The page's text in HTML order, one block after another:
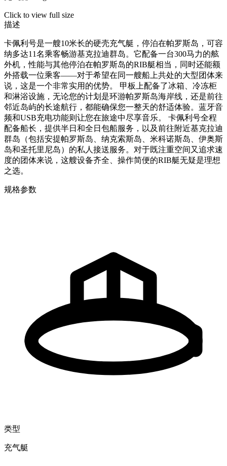
Click to view full size
描述
卡佩利号是一艘10米长的硬壳充气艇，停泊在帕罗斯岛，可容
纳多达11名乘客畅游基克拉迪群岛。它配备一台300马力的舷
外机，性能与其他停泊在帕罗斯岛的RIB艇相当，同时还能额
外搭载一位乘客——对于希望在同一艘船上共处的大型团体来
说，这是一个非常实用的优势。 甲板上配备了冰箱、冷冻柜
和淋浴设施，无论您的计划是环游帕罗斯岛海岸线，还是前往
邻近岛屿的长途航行，都能确保您一整天的舒适体验。蓝牙音
频和USB充电功能则让您在旅途中尽享音乐。 卡佩利号全程
配备船长，提供半日和全日包船服务，以及前往附近基克拉迪
群岛（包括安提帕罗斯岛、纳克索斯岛、米科诺斯岛、伊奥斯
岛和圣托里尼岛）的私人接送服务。对于既注重空间又追求速
度的团体来说，这艘设备齐全、操作简便的RIB艇无疑是理想
之选。
规格参数
类型
充气艇